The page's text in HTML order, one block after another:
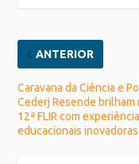
ANTERIOR
Caravana da Ciência e
Cederj Resende brilham
12ª FLIR com
educacionais inovadoras